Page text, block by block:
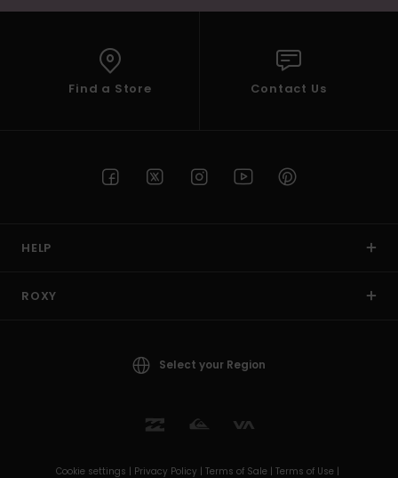
Find a Store Contact Us
HELP
ROXY
Select your Region
Cookie settings | Privacy Policy | Terms of Sale | Terms of Use |